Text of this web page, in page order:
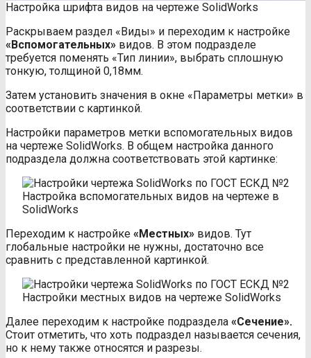
Настройка шрифта видов на чертеже SolidWorks
Раскрываем раздел «Виды» и переходим к настройке
«Вспомогательных» видов. В этом подразделе
требуется поменять «Тип линии», выбрать сплошную
тонкую, толщиной 0,18мм.
Затем установить значения в окне «Параметры метки» в
соответствии с картинкой.
Настройки параметров метки вспомогательных видов
на чертеже SolidWorks. В общем настройка данного
подраздела должна соответствовать этой картинке:
Настройка вспомогательных видов на чертеже в
SolidWorks
Переходим к настройке «Местных» видов. Тут
глобальные настройки не нужны, достаточно все
сравнить с представленной картинкой.
Настройки местных видов на чертеже SolidWorks
Далее переходим к настройке подраздела «Сечение».
Стоит отметить, что хоть подраздел называется сечения,
но к нему также относятся и разрезы.